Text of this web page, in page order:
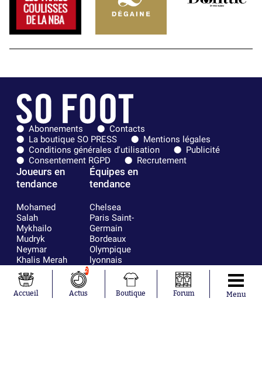
Abonnements
Contacts
La boutique SO PRESS
Mentions légales
Conditions générales d'utilisation
Publicité
Consentement RGPD
Recrutement
Joueurs en
tendance
Mohamed
Salah
Mykhailo
Mudryk
Neymar
Khalis Merah
Loïs Openda
Moussa
Niakhaté
Équipes en
tendance
Chelsea
Paris Saint-
Germain
Bordeaux
Olympique
lyonnais
FIFA
Real Madrid
RC Strasbourg
Accueil
2
Actus Boutique Forum Menu